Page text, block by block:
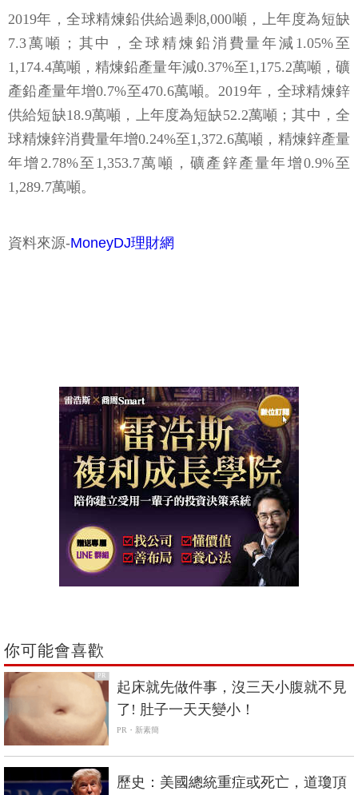
2019年，全球精煉鉛供給過剩8,000噸，上年度為短缺
7.3萬噸；其中，全球精煉鉛消費量年減1.05%至
1,174.4萬噸，精煉鉛產量年減0.37%至1,175.2萬噸，礦
產鉛產量年增0.7%至470.6萬噸。2019年，全球精煉鋅
供給短缺18.9萬噸，上年度為短缺52.2萬噸；其中，全
球精煉鋅消費量年增0.24%至1,372.6萬噸，精煉鋅產量
年增2.78%至1,353.7萬噸，礦產鋅產量年增0.9%至
1,289.7萬噸。
資料來源-MoneyDJ理財網
你可能會喜歡
PR
起床就先做件事，沒三天小腹就不見
了! 肚子一天天變小！
PR・新素簡
歷史：美國總統重症或死亡，道瓊頂